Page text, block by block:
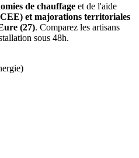
de chauffage et de l'aide
et majorations territoriales
(27). Comparez les artisans
sous 48h.